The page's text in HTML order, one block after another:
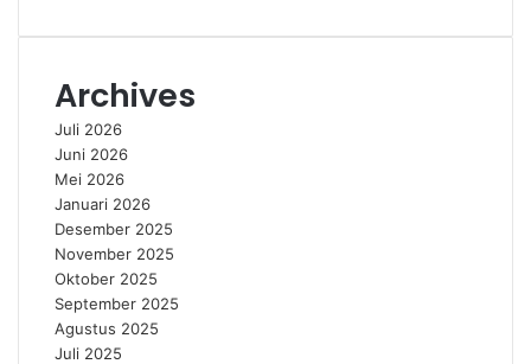
Archives
Juli 2026
Juni 2026
Mei 2026
Januari 2026
Desember 2025
November 2025
Oktober 2025
September 2025
Agustus 2025
Juli 2025